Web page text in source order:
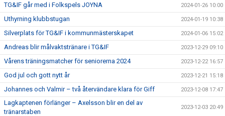
TG&IF går med i Folkspels JOYNA 2024-01-26 10:00
Uthyrning klubbstugan 2024-01-19 10:38
Silverplats för TG&IF i kommunmästerskapet 2024-01-06 15:02
Andreas blir målvaktstränare i TG&IF 2023-12-29 09:10
Vårens träningsmatcher för seniorerna 2024 2023-12-22 16:57
God jul och gott nytt år 2023-12-21 15:18
Johannes och Valmir – två återvändare klara för Giff 2023-12-08 17:47
Lagkaptenen förlänger – Axelsson blir en del av
tränarstaben
2023-12-03 20:49